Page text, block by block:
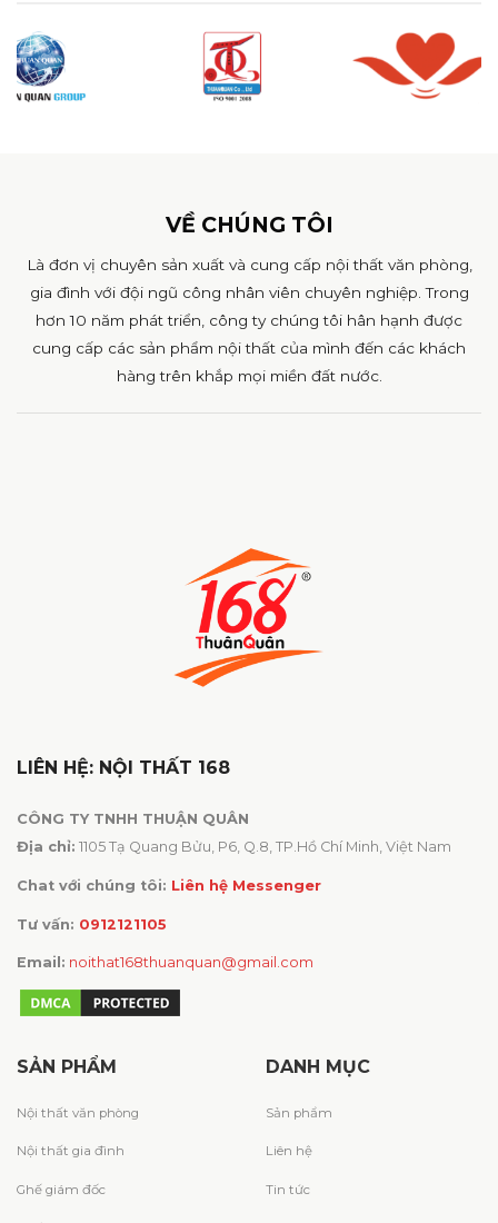
VỀ CHÚNG TÔI
Là đơn vị chuyên sản xuất và cung cấp nội thất văn phòng,
gia đình với đội ngũ công nhân viên chuyên nghiệp. Trong
hơn 10 năm phát triển, công ty chúng tôi hân hạnh được
cung cấp các sản phẩm nội thất của mình đến các khách
hàng trên khắp mọi miền đất nước.
LIÊN HỆ: NỘI THẤT 168
CÔNG TY TNHH THUẬN QUÂN
Địa chỉ: 1105 Tạ Quang Bửu, P6, Q.8, TP.Hồ Chí Minh, Việt Nam
Chat với chúng tôi: Liên hệ Messenger
Tư vấn: 0912121105
Email: noithat168thuanquan@gmail.com
SẢN PHẨM
Nội thất văn phòng
Nội thất gia đình
Ghế giám đốc
DANH MỤC
Sản phẩm
Liên hệ
Tin tức